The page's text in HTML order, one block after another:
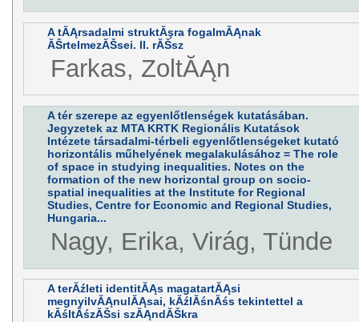
A tĂĄrsadalmi struktĂşra fogalmĂĄnak
ĂŠrtelmezĂŠsei. II. rĂŠsz
Farkas, ZoltĂĄn
A tér szerepe az egyenlőtlenségek kutatásában.
Jegyzetek az MTA KRTK Regionális Kutatások
Intézete társadalmi-térbeli egyenlőtlenségeket kutató
horizontális műhelyének megalakulásához = The role
of space in studying inequalities. Notes on the
formation of the new horizontal group on socio-
spatial inequalities at the Institute for Regional
Studies, Centre for Economic and Regional Studies,
Hungaria...
Nagy, Erika, Virág, Tünde
A terĂźleti identitĂĄs magatartĂĄsi
megnyilvĂĄnulĂĄsai, kĂźlĂśnĂśs tekintettel a
kĂśltĂśzĂŠsi szĂĄndĂŠkra